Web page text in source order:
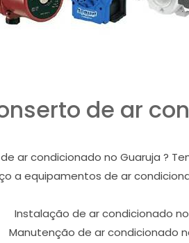
de ar
ar condicionado no Guaruja ?
a equipamentos de ar
Instalação de ar condicionado
Manutenção de ar condicionado